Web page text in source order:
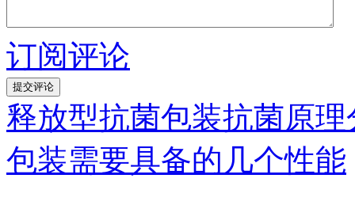
订阅评论
释放型抗菌包装抗菌原
包装需要具备的几个性能